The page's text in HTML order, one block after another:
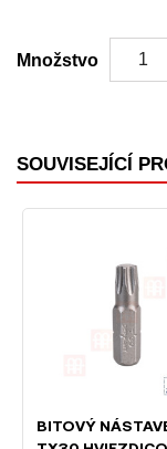
Množstvo
SOUVISEJÍCÍ
BITOVÝ